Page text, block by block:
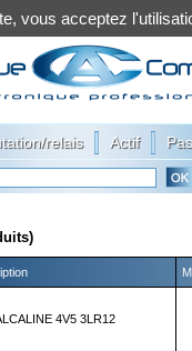
relais Actif
4V5 3LR12
vous acceptez